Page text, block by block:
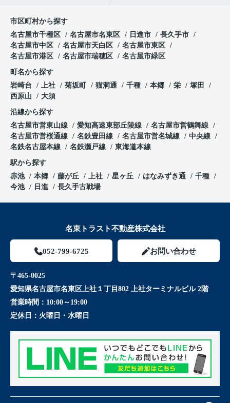
市区町村から探す
名古屋市千種区
名古屋市名東区 日進市
長久手市
名古屋市中区
名古屋市天白区
名古屋市東区
名古屋市港区
名古屋市瑞穂区 名古屋市緑区
町名から探す
岩崎台
上社 菊坂町 猫洞通 千種 本郷 栄
塚田
西原山
大須
沿線から探す
名古屋市営東山線
愛知高速東部丘陵線
名古屋市営鶴舞線
名古屋市営桜通線
名鉄豊田線 名古屋市営名城線
中央線
名鉄名古屋本線
名鉄瀬戸線 東海道本線
駅から探す
赤池
本郷 藤が丘 上社 星ヶ丘 はなみずき通
千種
今池
日進 長久手古戦場
名東トラスト不動産株式会社
052-799-6725 お問い合わせ
〒465-0025
愛知県名古屋市名東区上社１丁目802 上社ターミナルビル 2階
営業時間： 10:00～19:00
定休日： 火曜日・水曜日